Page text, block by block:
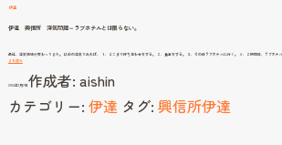
伊達
伊達 興信所 浮気問題～ラブホテルとは限らない。
最近、浮気現場が変わってきた。 以前の浮気であれば、 １．どこまで待ち合わせをする。 ２．食事をする。 ３．その後ラブホテルに行く。 ４．２時間後、ラブホ
きを読む伊
所
問
2014年1月7日作成者: aishin
カテゴリー: 伊達 タグ: 興信所伊達